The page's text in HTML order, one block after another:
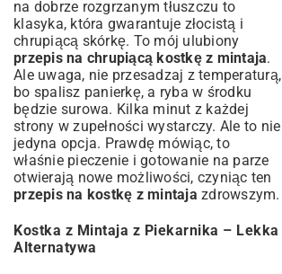
na dobrze rozgrzanym tłuszczu to
klasyka, która gwarantuje złocistą i
chrupiącą skórkę. To mój ulubiony
przepis na chrupiącą kostkę z mintaja.
Ale uwaga, nie przesadzaj z temperaturą,
bo spalisz panierkę, a ryba w środku
będzie surowa. Kilka minut z każdej
strony w zupełności wystarczy. Ale to nie
jedyna opcja. Prawdę mówiąc, to
właśnie pieczenie i gotowanie na parze
otwierają nowe możliwości, czyniąc ten
przepis na kostkę z mintaja zdrowszym.
Kostka z Mintaja z Piekarnika – Lekka
Alternatywa